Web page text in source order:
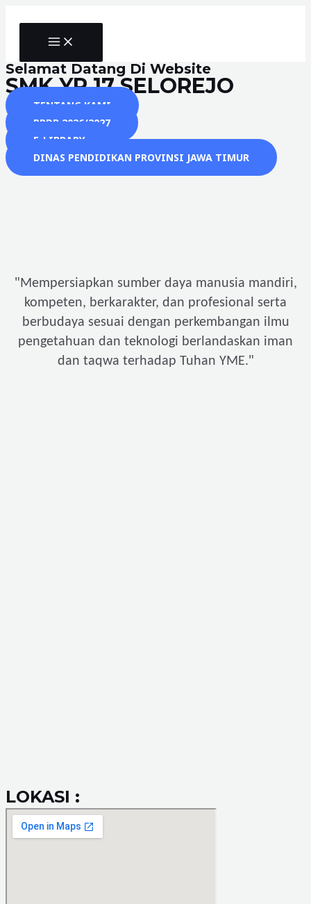
MAIN
MENU
Selamat Datang Di Website
SMK YP 17 SELOREJO
TENTANG KAMI
PPDB 2026/2027
E-LIBRARY
DINAS PENDIDIKAN PROVINSI JAWA TIMUR
"Mempersiapkan sumber daya manusia mandiri,
kompeten, berkarakter, dan profesional serta
berbudaya sesuai dengan perkembangan ilmu
pengetahuan dan teknologi berlandaskan iman
dan taqwa terhadap Tuhan YME."
LOKASI :